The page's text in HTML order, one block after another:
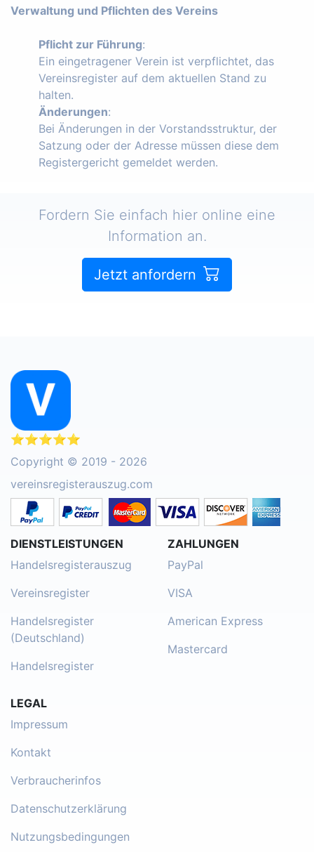
Verwaltung und Pflichten des Vereins
Pflicht zur Führung:
Ein eingetragener Verein ist verpflichtet, das
Vereinsregister auf dem aktuellen Stand zu
halten.
Änderungen:
Bei Änderungen in der Vorstandsstruktur, der
Satzung oder der Adresse müssen diese dem
Registergericht gemeldet werden.
Fordern Sie einfach hier online eine
Information an.
Jetzt anfordern
⭐⭐⭐⭐⭐
Copyright © 2019 - 2026
vereinsregisterauszug.com
DIENSTLEISTUNGEN
Handelsregisterauszug
Vereinsregister
Handelsregister
(Deutschland)
Handelsregister
ZAHLUNGEN
PayPal
VISA
American Express
Mastercard
LEGAL
Impressum
Kontakt
Verbraucherinfos
Datenschutzerklärung
Nutzungsbedingungen